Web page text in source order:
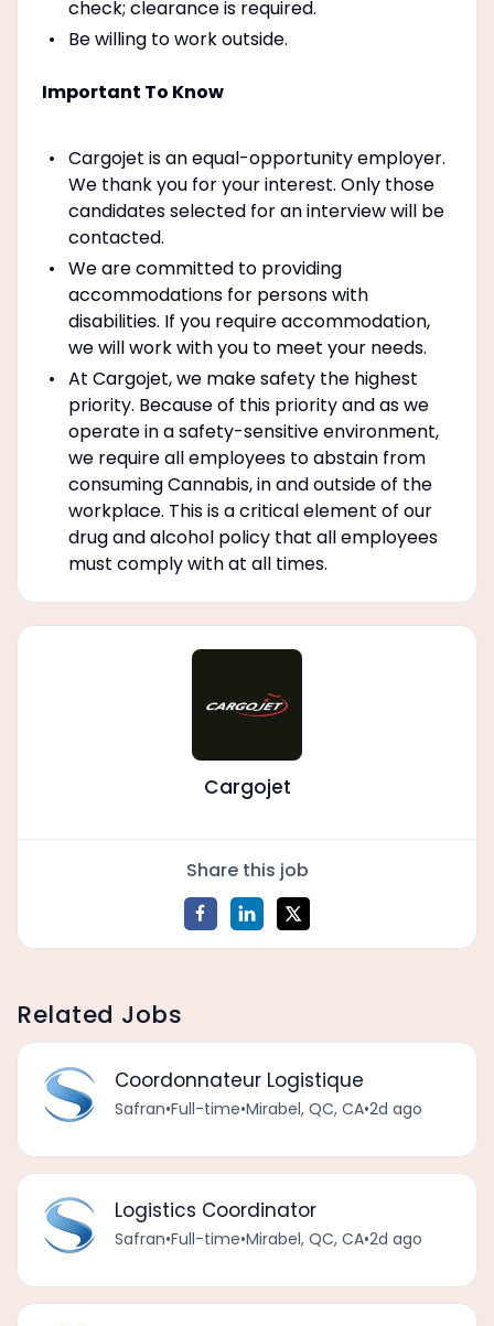
check; clearance is required.
Be willing to work outside.
Important To Know
Cargojet is an equal-opportunity employer.
We thank you for your interest. Only those
candidates selected for an interview will be
contacted.
We are committed to providing
accommodations for persons with
disabilities. If you require accommodation,
we will work with you to meet your needs.
At Cargojet, we make safety the highest
priority. Because of this priority and as we
operate in a safety-sensitive environment,
we require all employees to abstain from
consuming Cannabis, in and outside of the
workplace. This is a critical element of our
drug and alcohol policy that all employees
must comply with at all times.
Cargojet
Share this job
Related Jobs
Coordonnateur Logistique
Safran•Full-time•Mirabel, QC, CA•2d ago
Logistics Coordinator
Safran•Full-time•Mirabel, QC, CA•2d ago